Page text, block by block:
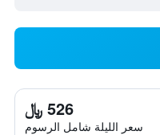
526 ﷼
سعر الليلة شامل الرسوم